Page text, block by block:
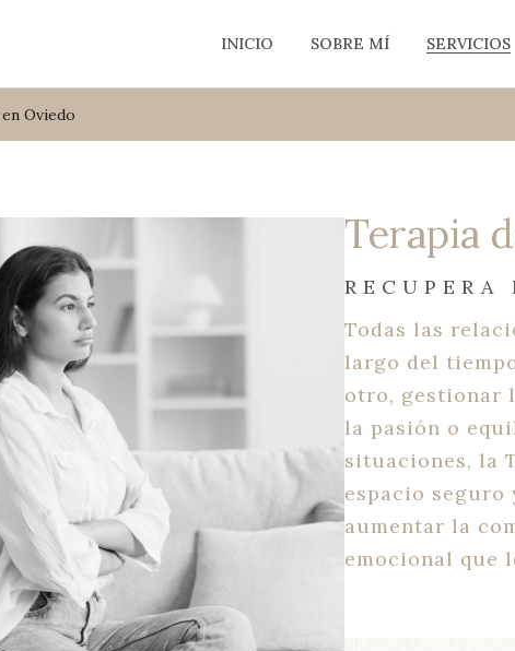
INICIO SOBRE MÍ SERVICIOS
Oviedo
Terapia
Todas las
largo del
otro, gestionar
la pasión o
situaciones, la
espacio seguro
aumentar la
emocional que